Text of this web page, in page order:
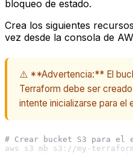
bloqueo de estado.
Crea los siguientes
vez desde la consola de
⚠️ **Advertencia:** El
Terraform debe ser
intente inicializarse para el
# Crear bucket S3 para el
aws s3 mb s3://my-